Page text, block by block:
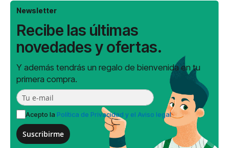
Newsletter
Recibe las últimas
novedades y ofertas.
Y además tendrás un regalo de bienvenida en tu
primera compra.
Acepto la Política de Privacidad y el Aviso legal
Suscribirme